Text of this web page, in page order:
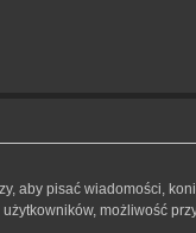
aby pisać wiadomości,
możliwość